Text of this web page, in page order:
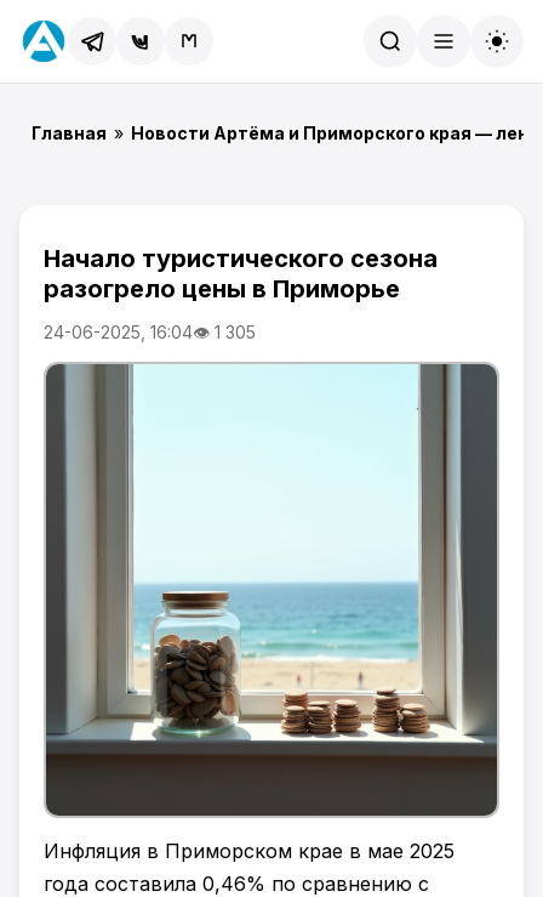
Главная » Новости Артёма и Приморского края —
Начало туристического сезона
разогрело цены в Приморье
24-06-2025, 16:04👁 1 305
Инфляция в Приморском крае в мае 2025
года составила 0,46% по сравнению с